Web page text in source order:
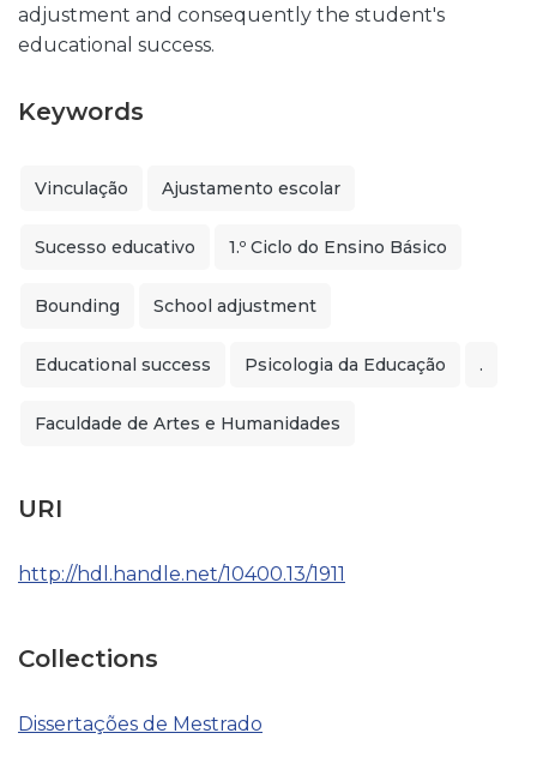
adjustment and consequently the student's
educational success.
Keywords
Vinculação Ajustamento escolar
Sucesso educativo 1.º Ciclo do Ensino Básico
Bounding School adjustment
Educational success Psicologia da Educação .
Faculdade de Artes e Humanidades
URI
http://hdl.handle.net/10400.13/1911
Collections
Dissertações de Mestrado